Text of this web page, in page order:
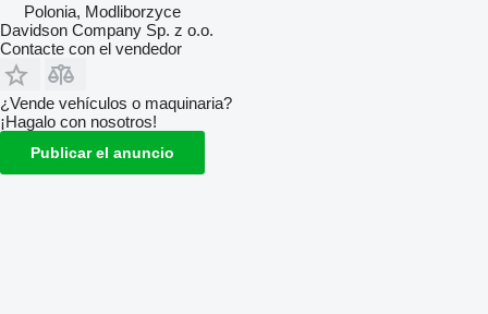
Polonia, Modliborzyce
Davidson Company Sp. z o.o.
Contacte con el vendedor
¿Vende vehículos o maquinaria?
¡Hagalo con nosotros!
Publicar el anuncio